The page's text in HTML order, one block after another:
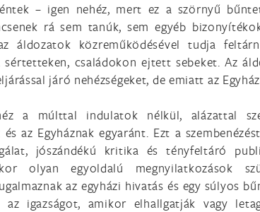
– igen nehéz, mert ez a szörnyű
rá sem tanúk, sem egyéb
áldozatok közreműködésével tudja
sértetteken, családokon ejtett sebeket. Az
járó nehézségeket, de emiatt az
a múlttal indulatok nélkül, alázattal
és az Egyháznak egyaránt. Ezt a
jószándékú kritika és tényfeltáró
olyan egyoldalú megnyilatkozások
az egyházi hivatás és egy súlyos
az igazságot, amikor elhallgatják vagy